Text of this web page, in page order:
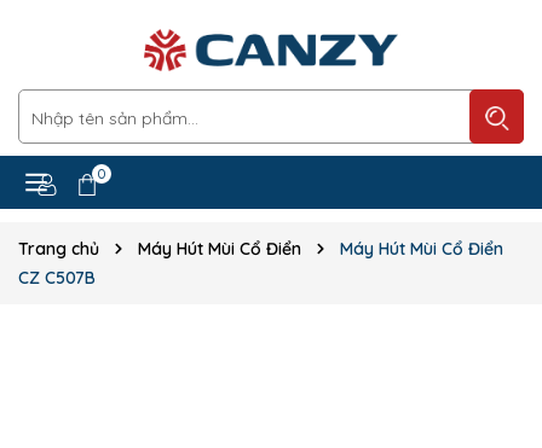
0
Trang chủ Máy Hút Mùi Cổ Điển
Máy Hút Mùi Cổ Điển
CZ C507B